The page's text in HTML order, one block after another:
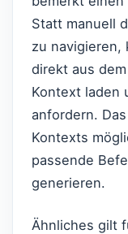
Statt manuell
zu navigieren,
direkt aus
Kontext laden
anfordern.
Kontexts
passende
generieren.
Ähnliches gilt